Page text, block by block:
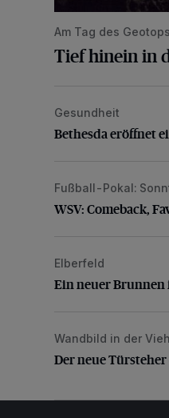
Am Tag des Geotops
Tief hinein in
Bethesda eröffnet
Gesundheit
Bethesda eröffnet
WSV: Comeback,
Fußball-Pokal:
WSV: Comeback,
Ein neuer Brunnen
Elberfeld
Ein neuer
Der neue Türsteher
Wandbild in der
Der neue